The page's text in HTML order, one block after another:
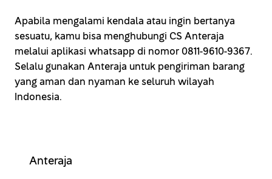
Apabila mengalami kendala atau ingin bertanya
sesuatu, kamu bisa menghubungi CS Anteraja
melalui aplikasi whatsapp di nomor 0811-9610-9367.
Selalu gunakan Anteraja untuk pengiriman barang
yang aman dan nyaman ke seluruh wilayah
Indonesia.
Anteraja